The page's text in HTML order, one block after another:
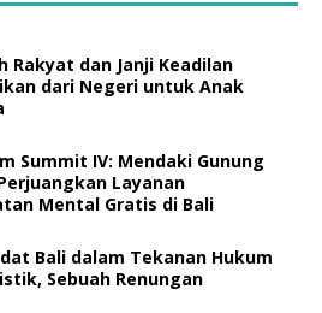
Rakyat dan Janji Keadilan
dari Negeri untuk Anak
Summit IV: Mendaki Gunung
Layanan
Mental Gratis di Bali
Bali dalam Tekanan Hukum
Sebuah Renungan